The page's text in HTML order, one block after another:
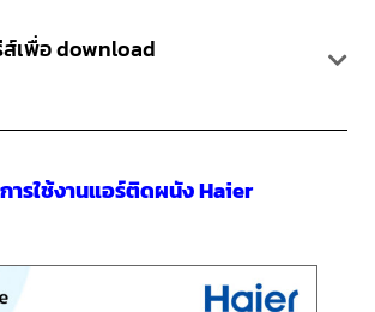
ส์เพื่อ download
ารใช้งานแอร์ติดผนัง Haier